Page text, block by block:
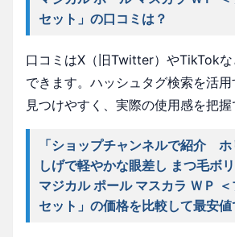
セット」の口コミは？
口コミはX（旧Twitter）やTikTok
できます。ハッシュタグ検索を活
見つけやすく、実際の使用感を把握
「ショップチャンネルで紹介 ホ
しげで軽やかな眼差し まつ毛ボ
マジカル ポール マスカラ ＷＰ
セット」の価格を比較して最安値